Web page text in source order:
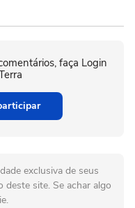
faça Login
exclusiva de seus
deste site. Se achar algo